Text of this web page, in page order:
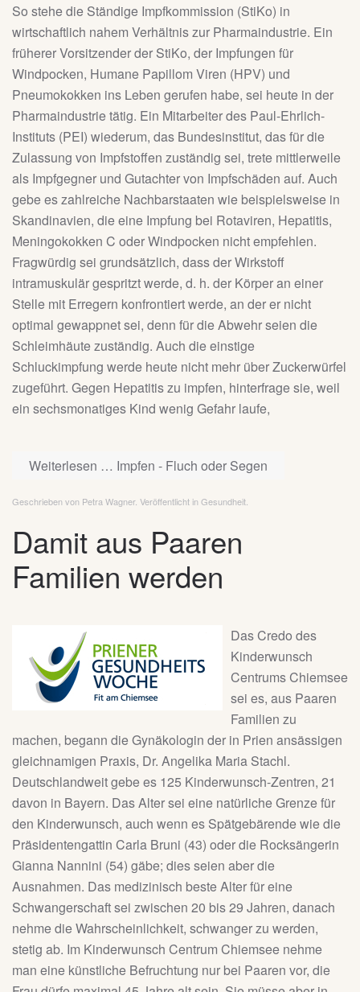
So stehe die Ständige Impfkommission (StiKo) in
wirtschaftlich nahem Verhältnis zur Pharmaindustrie. Ein
früherer Vorsitzender der StiKo, der Impfungen für
Windpocken, Humane Papillom Viren (HPV) und
Pneumokokken ins Leben gerufen habe, sei heute in der
Pharmaindustrie tätig. Ein Mitarbeiter des Paul-Ehrlich-
Instituts (PEI) wiederum, das Bundesinstitut, das für die
Zulassung von Impfstoffen zuständig sei, trete mittlerweile
als Impfgegner und Gutachter von Impfschäden auf. Auch
gebe es zahlreiche Nachbarstaaten wie beispielsweise in
Skandinavien, die eine Impfung bei Rotaviren, Hepatitis,
Meningokokken C oder Windpocken nicht empfehlen.
Fragwürdig sei grundsätzlich, dass der Wirkstoff
intramuskulär gespritzt werde, d. h. der Körper an einer
Stelle mit Erregern konfrontiert werde, an der er nicht
optimal gewappnet sei, denn für die Abwehr seien die
Schleimhäute zuständig. Auch die einstige
Schluckimpfung werde heute nicht mehr über Zuckerwürfel
zugeführt. Gegen Hepatitis zu impfen, hinterfrage sie, weil
ein sechsmonatiges Kind wenig Gefahr laufe,
Weiterlesen … Impfen - Fluch oder Segen
Geschrieben von Petra Wagner. Veröffentlicht inGesundheit
Damit aus Paaren
Familien werden
Das Credo des
Kinderwunsch
Centrums Chiemsee
sei es, aus Paaren
Familien zu
machen, begann die Gynäkologin der in Prien ansässigen
gleichnamigen Praxis, Dr. Angelika Maria Stachl.
Deutschlandweit gebe es 125 Kinderwunsch-Zentren, 21
davon in Bayern. Das Alter sei eine natürliche Grenze für
den Kinderwunsch, auch wenn es Spätgebärende wie die
Präsidentengattin Carla Bruni (43) oder die Rocksängerin
Gianna Nannini (54) gäbe; dies seien aber die
Ausnahmen. Das medizinisch beste Alter für eine
Schwangerschaft sei zwischen 20 bis 29 Jahren, danach
nehme die Wahrscheinlichkeit, schwanger zu werden,
stetig ab. Im Kinderwunsch Centrum Chiemsee nehme
man eine künstliche Befruchtung nur bei Paaren vor, die